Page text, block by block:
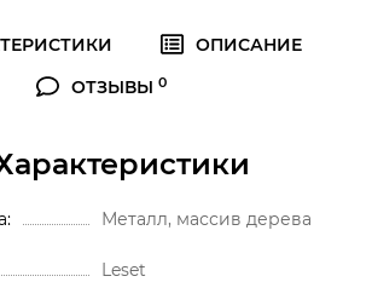
ОПИСАНИЕ
ОТЗЫВЫ 0
Металл, массив дерева
Leset